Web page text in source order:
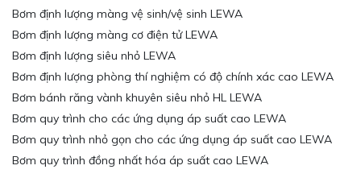
Bơm định lượng màng vệ sinh/vệ sinh LEWA
Bơm định lượng màng cơ điện tử LEWA
Bơm định lượng siêu nhỏ LEWA
Bơm định lượng phòng thí nghiệm có độ chính xác cao LEWA
Bơm bánh răng vành khuyên siêu nhỏ HL LEWA
Bơm quy trình cho các ứng dụng áp suất cao LEWA
Bơm quy trình nhỏ gọn cho các ứng dụng áp suất cao LEWA
Bơm quy trình đồng nhất hóa áp suất cao LEWA